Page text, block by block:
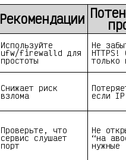
Рекомендации
Используйте
ufw/firewalld для
простоты
Не
HTTPS!
только
Снижает риск
взлома если
Проверьте, что
сервис слушает
порт
Не
“на
нужные